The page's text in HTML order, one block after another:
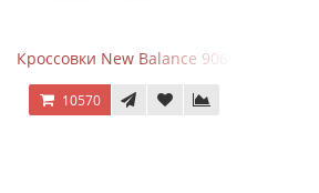
Кроссовки New Balance 9060 Triple Black
10570